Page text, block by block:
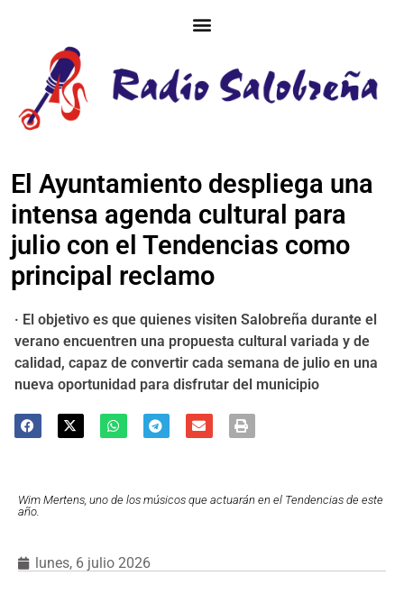
El Ayuntamiento despliega una
intensa agenda cultural para
julio con el Tendencias como
principal reclamo
· El objetivo es que quienes visiten Salobreña durante el
verano encuentren una propuesta cultural variada y de
calidad, capaz de convertir cada semana de julio en una
nueva oportunidad para disfrutar del municipio
Wim Mertens, uno de los músicos que actuarán en el Tendencias de este
año.
lunes, 6 julio 2026